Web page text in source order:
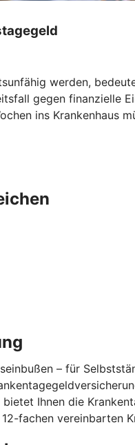
werden,
gegen finanzielle
ins Krankenhaus
– für
Ihnen die
fachen vereinbarten